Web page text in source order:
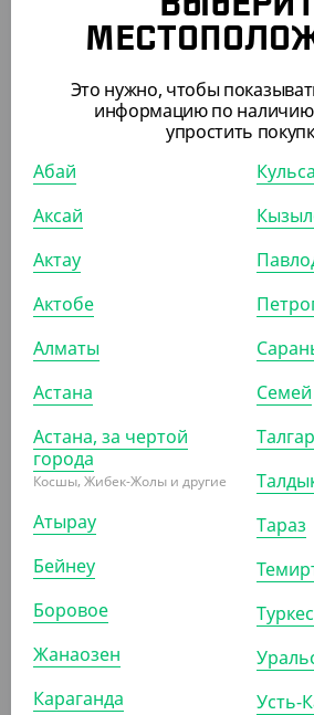
603₸670₸
/ШТ)
Пакет с V дном, крафт, БУН,
УП (100)
ПОХОЖИЕ ТОВАРЫ
АРТ. 4300409
595.80
(595.80
Бульк
ШТ КОР (50)
Это нужно, чтобы
информацию по наличию
упростить
Абай
Аксай
Актау
Актобе
Алматы
Астана
Астана, за чертой
города
Косшы, Жибек-Жолы и другие
Атырау
Бейнеу
Боровое
Жанаозен
Караганда
Семей
Талгар
Тараз
Усть-